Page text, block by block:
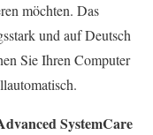
möchten. Das
und auf Deutsch
Sie Ihren Computer
SystemCare